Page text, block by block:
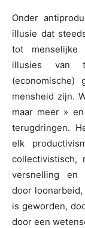
Onder
illusie dat
tot menselijke
illusies van
mensheid zijn.
maar meer »
terugdringen.
elk
versnelling en
door loonarbeid,
is geworden,
door een